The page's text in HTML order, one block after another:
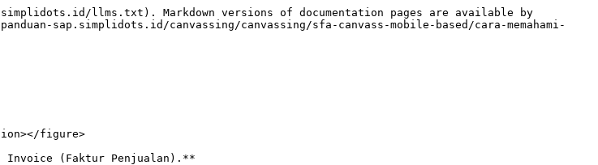
llms.txt). Markdown versions of documentation pages are available by
sap.simplidots.id/canvassing/canvassing/sfa-canvass-mobile-based/cara-memahami-
figure>
Invoice (Faktur Penjualan).**